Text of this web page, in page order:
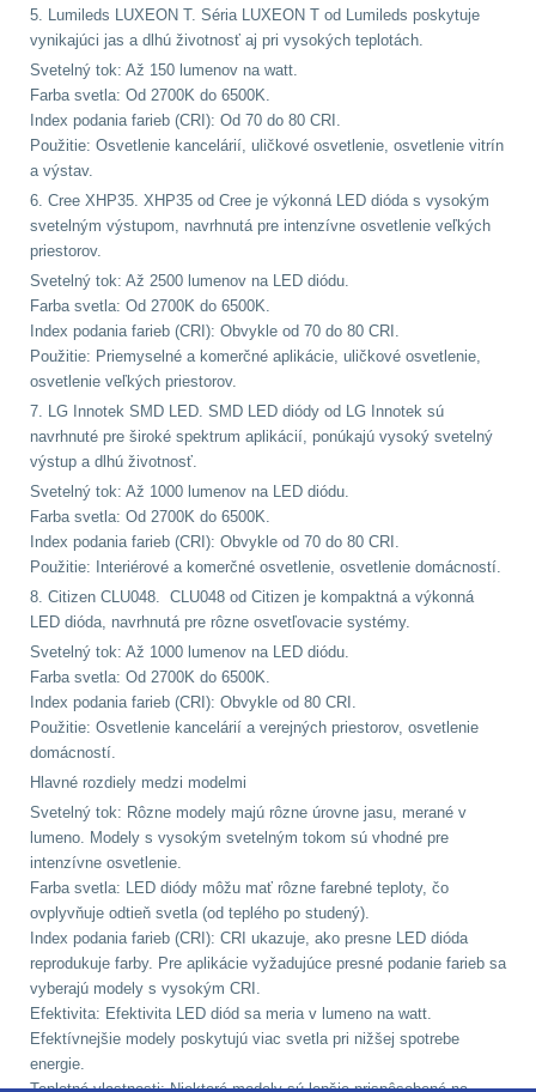
Předpažbí55
Pažby51
Raily, lišty, krytky 66
Přední taktické
rukojeti50
Mechanická mířidla
30
Pistolové rukojeti
Dvojnožky39
Príslušenstvo18
Čistenie zbraní39
AR1512
AK47 10
.2210
.223 (5.56mm)9
.243 .260 (6.5mm)7
.270 .280 (7mm)8
.30 .308 (7.62mm)
11
12GA, 20GA14
5. Lumileds LUXEON T. Séria LUXEON T od Lumileds poskytuje
vynikajúci jas a dlhú životnosť aj pri vysokých teplotách.
Svetelný tok: Až 150 lumenov na watt.
Farba svetla: Od 2700K do 6500K.
Index podania farieb (CRI): Od 70 do 80 CRI.
Použitie: Osvetlenie kancelárií, uličkové osvetlenie, osvetlenie vitrín
a výstav.
6. Cree XHP35. XHP35 od Cree je výkonná LED dióda s vysokým
svetelným výstupom, navrhnutá pre intenzívne osvetlenie veľkých
priestorov.
Svetelný tok: Až 2500 lumenov na LED diódu.
Farba svetla: Od 2700K do 6500K.
Index podania farieb (CRI): Obvykle od 70 do 80 CRI.
Použitie: Priemyselné a komerčné aplikácie, uličkové osvetlenie,
osvetlenie veľkých priestorov.
7. LG Innotek SMD LED. SMD LED diódy od LG Innotek sú
navrhnuté pre široké spektrum aplikácií, ponúkajú vysoký svetelný
výstup a dlhú životnosť.
Svetelný tok: Až 1000 lumenov na LED diódu.
Farba svetla: Od 2700K do 6500K.
Index podania farieb (CRI): Obvykle od 70 do 80 CRI.
Použitie: Interiérové a komerčné osvetlenie, osvetlenie domácností.
8. Citizen CLU048. CLU048 od Citizen je kompaktná a výkonná
LED dióda, navrhnutá pre rôzne osvetľovacie systémy.
Svetelný tok: Až 1000 lumenov na LED diódu.
Farba svetla: Od 2700K do 6500K.
Index podania farieb (CRI): Obvykle od 80 CRI.
Použitie: Osvetlenie kancelárií a verejných priestorov, osvetlenie
domácností.
Hlavné rozdiely medzi modelmi
Svetelný tok: Rôzne modely majú rôzne úrovne jasu, merané v
lumeno. Modely s vysokým svetelným tokom sú vhodné pre
intenzívne osvetlenie.
Farba svetla: LED diódy môžu mať rôzne farebné teploty, čo
ovplyvňuje odtieň svetla (od teplého po studený).
Index podania farieb (CRI): CRI ukazuje, ako presne LED dióda
reprodukuje farby. Pre aplikácie vyžadujúce presné podanie farieb sa
vyberajú modely s vysokým CRI.
Efektivita: Efektivita LED diód sa meria v lumeno na watt.
Efektívnejšie modely poskytujú viac svetla pri nižšej spotrebe
energie.